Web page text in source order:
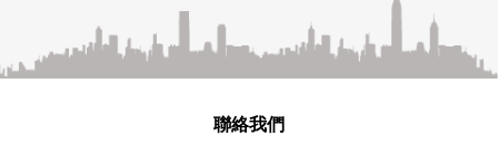
聯絡我們